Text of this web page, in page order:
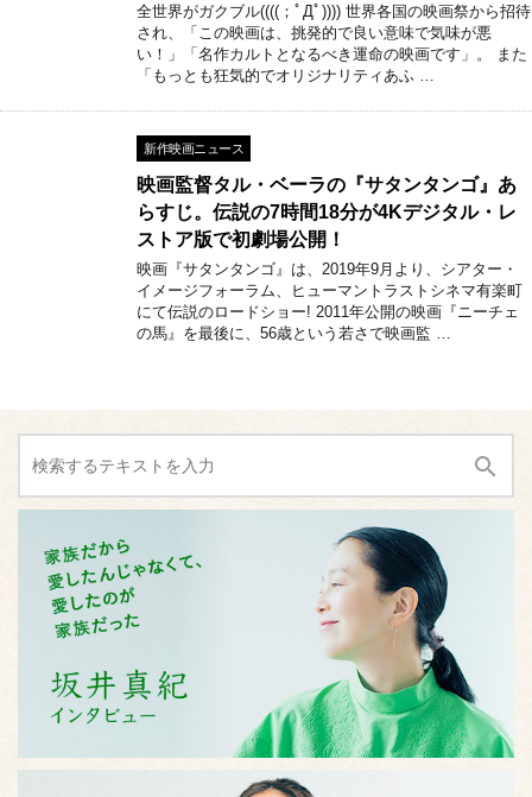
全世界がガクブル((((；ﾟДﾟ)))) 世界各国の映画祭から招待
され、「この映画は、挑発的で良い意味で気味が悪
い！」「名作カルトとなるべき運命の映画です」。 また
「もっとも狂気的でオリジナリティあふ …
新作映画ニュース
映画監督タル・ベーラの『サタンタンゴ』あ
らすじ。伝説の7時間18分が4Kデジタル・レ
ストア版で初劇場公開！
映画『サタンタンゴ』は、2019年9月より、シアター・
イメージフォーラム、ヒューマントラストシネマ有楽町
にて伝説のロードショー! 2011年公開の映画『ニーチェ
の馬』を最後に、56歳という若さで映画監 …